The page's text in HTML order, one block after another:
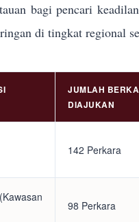
bagi pencari
di tingkat regional
JUMLAH
DIAJUKAN
142 Perkara
98 Perkara